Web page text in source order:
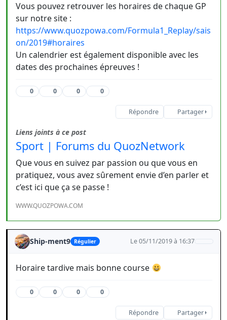
Vous pouvez retrouver les horaires de chaque GP
sur notre site :
https://www.quozpowa.com/Formula1_Replay/sais
on/2019#horaires
Un calendrier est également disponible avec les
dates des prochaines épreuves !
0 0 0 0
Répondre Partager
Liens joints à ce post
Sport | Forums du QuozNetwork
Que vous en suivez par passion ou que vous en
pratiquez, vous avez sûrement envie d’en parler et
c’est ici que ça se passe !
WWW.QUOZPOWA.COM
Ship-ment9 Régulier Le 05/11/2019 à 16:37
Horaire tardive mais bonne course
0 0 0 0
Répondre Partager